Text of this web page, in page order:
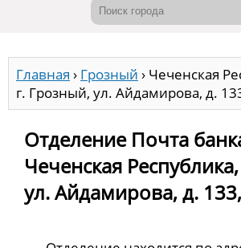
Главная › Грозный › Чеченская
г. Грозный, ул. Айдамирова, д.
Отделение Почта
Чеченская
ул. Айдамирова, д.